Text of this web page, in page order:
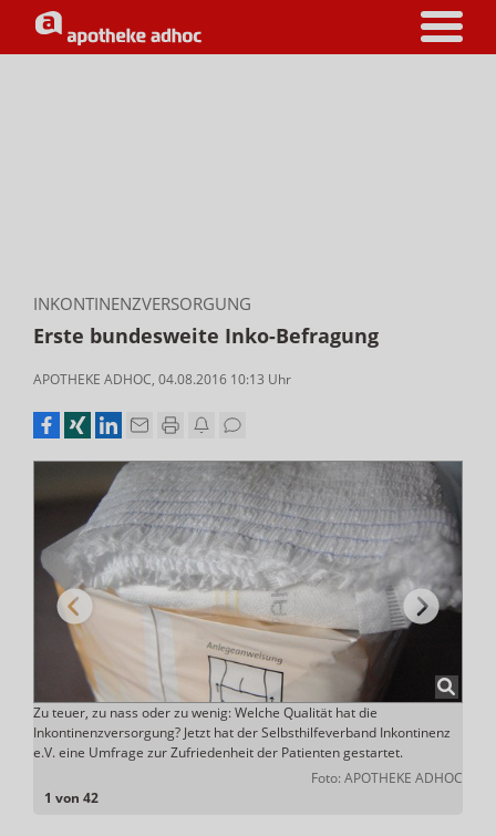
INKONTINENZVERSORGUNG
Erste bundesweite Inko-Befragung
APOTHEKE ADHOC, 04.08.2016 10:13 Uhr
1 von 42
Zu teuer, zu nass oder zu wenig: Welche Qualität hat die
Inkontinenzversorgung? Jetzt hat der Selbsthilfeverband Inkontinenz
e.V. eine Umfrage zur Zufriedenheit der Patienten gestartet.
Foto: APOTHEKE ADHOC